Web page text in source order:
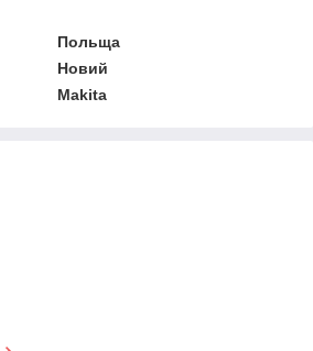
Польща
Новий
Makita